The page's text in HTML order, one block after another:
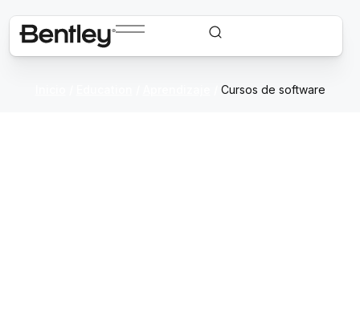
Cursos de software